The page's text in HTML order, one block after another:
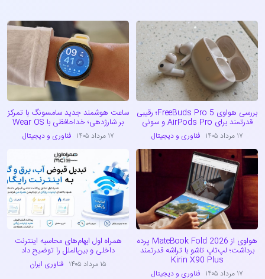
بررسی هواوی FreeBuds Pro 5؛ رقیبی
قدرتمند برای AirPods Pro و سونی
۱۷ مرداد ۱۴۰۵ فناوری و دیجیتال
ساعت هوشمند جدید سامسونگ با تمرکز
بر شارژدهی؛ خداحافظی با Wear OS
۱۷ مرداد ۱۴۰۵ فناوری و دیجیتال
هواوی از MateBook Fold 2026 پرده
برداشت؛ لپ‌تاپ تاشو با تراشه قدرتمند
Kirin X90 Plus
۱۷ مرداد ۱۴۰۵ فناوری و دیجیتال
همراه اول ابهام‌های محاسبه اینترنت
داخلی و بین‌الملل را توضیح داد
۱۵ مرداد ۱۴۰۵ فناوری ایران